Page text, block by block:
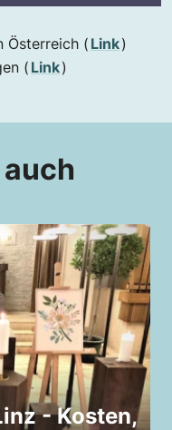
Österreich ( Link)
(Link)
- Kosten,